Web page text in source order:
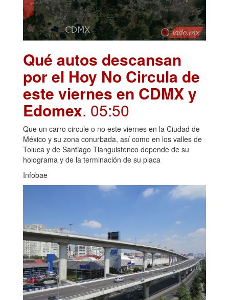
Qué autos descansan
por el Hoy No Circula de
este viernes en CDMX y
Edomex. 05:50
Que un carro circule o no este viernes en la Ciudad de
México y su zona conurbada, así como en los valles de
Toluca y de Santiago Tianguistenco depende de su
holograma y de la terminación de su placa
Infobae